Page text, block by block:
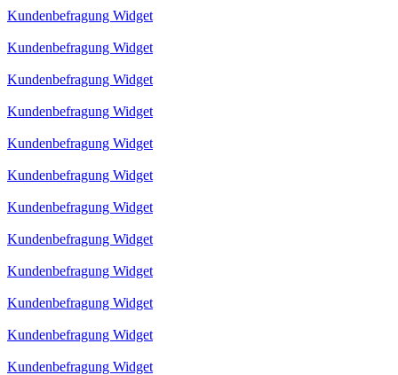
Kundenbefragung Widget
Kundenbefragung Widget
Kundenbefragung Widget
Kundenbefragung Widget
Kundenbefragung Widget
Kundenbefragung Widget
Kundenbefragung Widget
Kundenbefragung Widget
Kundenbefragung Widget
Kundenbefragung Widget
Kundenbefragung Widget
Kundenbefragung Widget